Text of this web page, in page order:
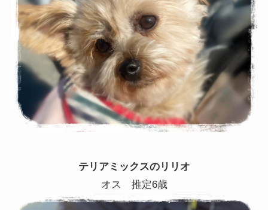
テリアミックスのリリオ
オス 推定6歳